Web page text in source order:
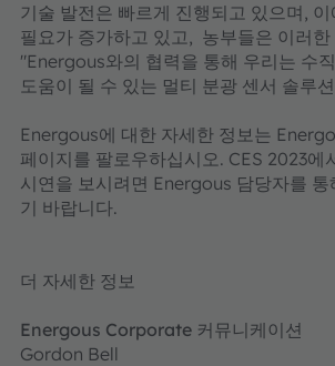
기술 발전은 빠르게 진행되고 있으며,
필요가 증가하고 있고, 농부들은 이러
"Energous와의 협력을 통해 우리는 수
도움이 될 수 있는 멀티 분광 센서 솔루
Energous에 대한 자세한 정보는
페이지를 팔로우하십시오. CES 2023
시연을 보시려면 Energous 담당자를 통
기 바랍니다.
더 자세한 정보
Energous Corporate 커뮤니케이션
Gordon Bell